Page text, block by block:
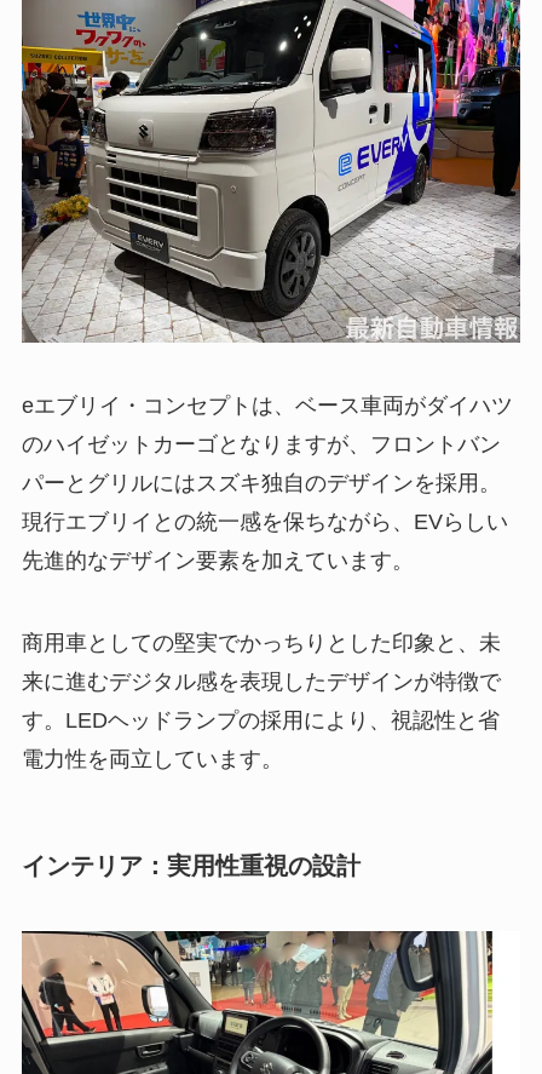
eエブリイ・コンセプトは、ベース車両がダイハツ
のハイゼットカーゴとなりますが、フロントバン
パーとグリルにはスズキ独自のデザインを採用。
現行エブリイとの統一感を保ちながら、EVらしい
先進的なデザイン要素を加えています。
商用車としての堅実でかっちりとした印象と、未
来に進むデジタル感を表現したデザインが特徴で
す。LEDヘッドランプの採用により、視認性と省
電力性を両立しています。
インテリア：実用性重視の設計